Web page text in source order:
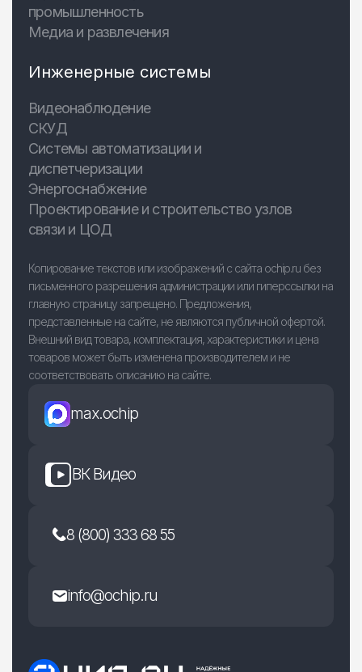
промышленность
Медиа и развлечения
Инженерные системы
Видеонаблюдение
СКУД
Системы автоматизации и
диспетчеризации
Энергоснабжение
Проектирование и строительство узлов
связи и ЦОД
Копирование текстов или изображений с сайта ochip.ru без
письменного разрешения администрации или гиперссылки на
главную страницу запрещено. Предложения,
представленные на сайте, не являются публичной офертой.
Внешний вид товара, комплектация, характеристики и цена
товаров может быть изменена производителем и не
соответствовать описанию на сайте.
max.ochip
ВК Видео
8 (800) 333 68 55
info@ochip.ru